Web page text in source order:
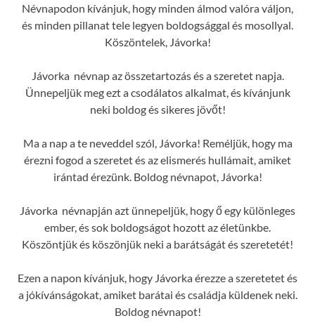
Névnapodon kívánjuk, hogy minden álmod valóra váljon,
és minden pillanat tele legyen boldogsággal és mosollyal.
Köszöntelek, Jávorka!
Jávorka névnap az összetartozás és a szeretet napja.
Ünnepeljük meg ezt a csodálatos alkalmat, és kívánjunk
neki boldog és sikeres jövőt!
Ma a nap a te neveddel szól, Jávorka! Reméljük, hogy ma
érezni fogod a szeretet és az elismerés hullámait, amiket
irántad érezünk. Boldog névnapot, Jávorka!
Jávorka névnapján azt ünnepeljük, hogy ő egy különleges
ember, és sok boldogságot hozott az életünkbe.
Köszöntjük és köszönjük neki a barátságát és szeretetét!
Ezen a napon kívánjuk, hogy Jávorka érezze a szeretetet és
a jókívánságokat, amiket barátai és családja küldenek neki.
Boldog névnapot!